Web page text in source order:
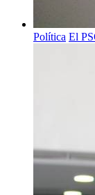
Política El